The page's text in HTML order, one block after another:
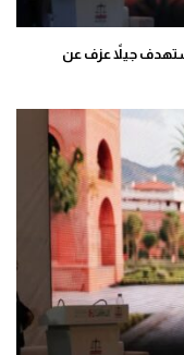
جيلاً عزف عن